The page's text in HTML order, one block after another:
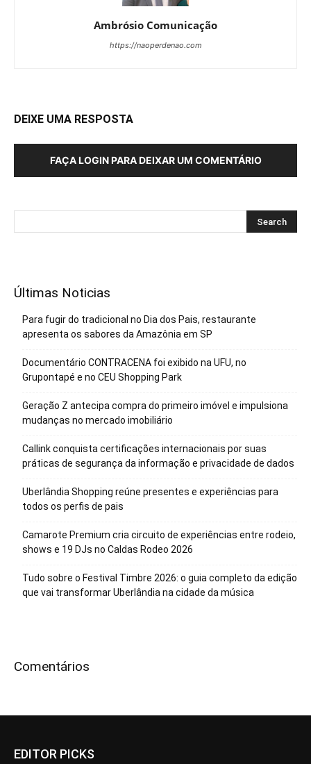
Ambrósio Comunicação
https://naoperdenao.com
DEIXE UMA RESPOSTA
FAÇA LOGIN PARA DEIXAR UM COMENTÁRIO
Últimas Noticias
Para fugir do tradicional no Dia dos Pais, restaurante
apresenta os sabores da Amazônia em SP
Documentário CONTRACENA foi exibido na UFU, no
Grupontapé e no CEU Shopping Park
Geração Z antecipa compra do primeiro imóvel e impulsiona
mudanças no mercado imobiliário
Callink conquista certificações internacionais por suas
práticas de segurança da informação e privacidade de dados
Uberlândia Shopping reúne presentes e experiências para
todos os perfis de pais
Camarote Premium cria circuito de experiências entre rodeio,
shows e 19 DJs no Caldas Rodeo 2026
Tudo sobre o Festival Timbre 2026: o guia completo da edição
que vai transformar Uberlândia na cidade da música
Comentários
EDITOR PICKS